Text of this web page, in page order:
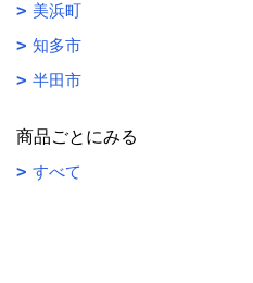
美浜町
知多市
半田市
商品ごとにみる
すべて